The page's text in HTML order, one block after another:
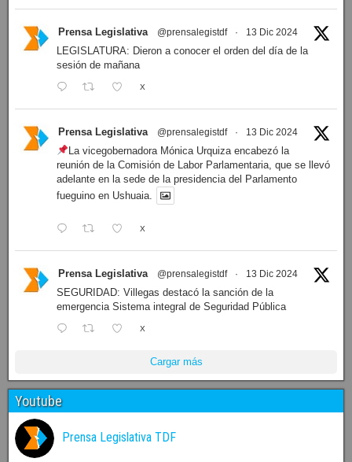
Prensa Legislativa @prensalegistdf · 13 Dic 2024
LEGISLATURA: Dieron a conocer el orden del día de la
sesión de mañana
X
Prensa Legislativa @prensalegistdf · 13 Dic 2024
La vicegobernadora Mónica Urquiza encabezó la
reunión de la Comisión de Labor Parlamentaria, que se llevó
adelante en la sede de la presidencia del Parlamento
fueguino en Ushuaia.
X
Prensa Legislativa @prensalegistdf · 13 Dic 2024
SEGURIDAD: Villegas destacó la sanción de la
emergencia Sistema integral de Seguridad Pública
X
Cargar más
Youtube
Prensa Legislativa TDF